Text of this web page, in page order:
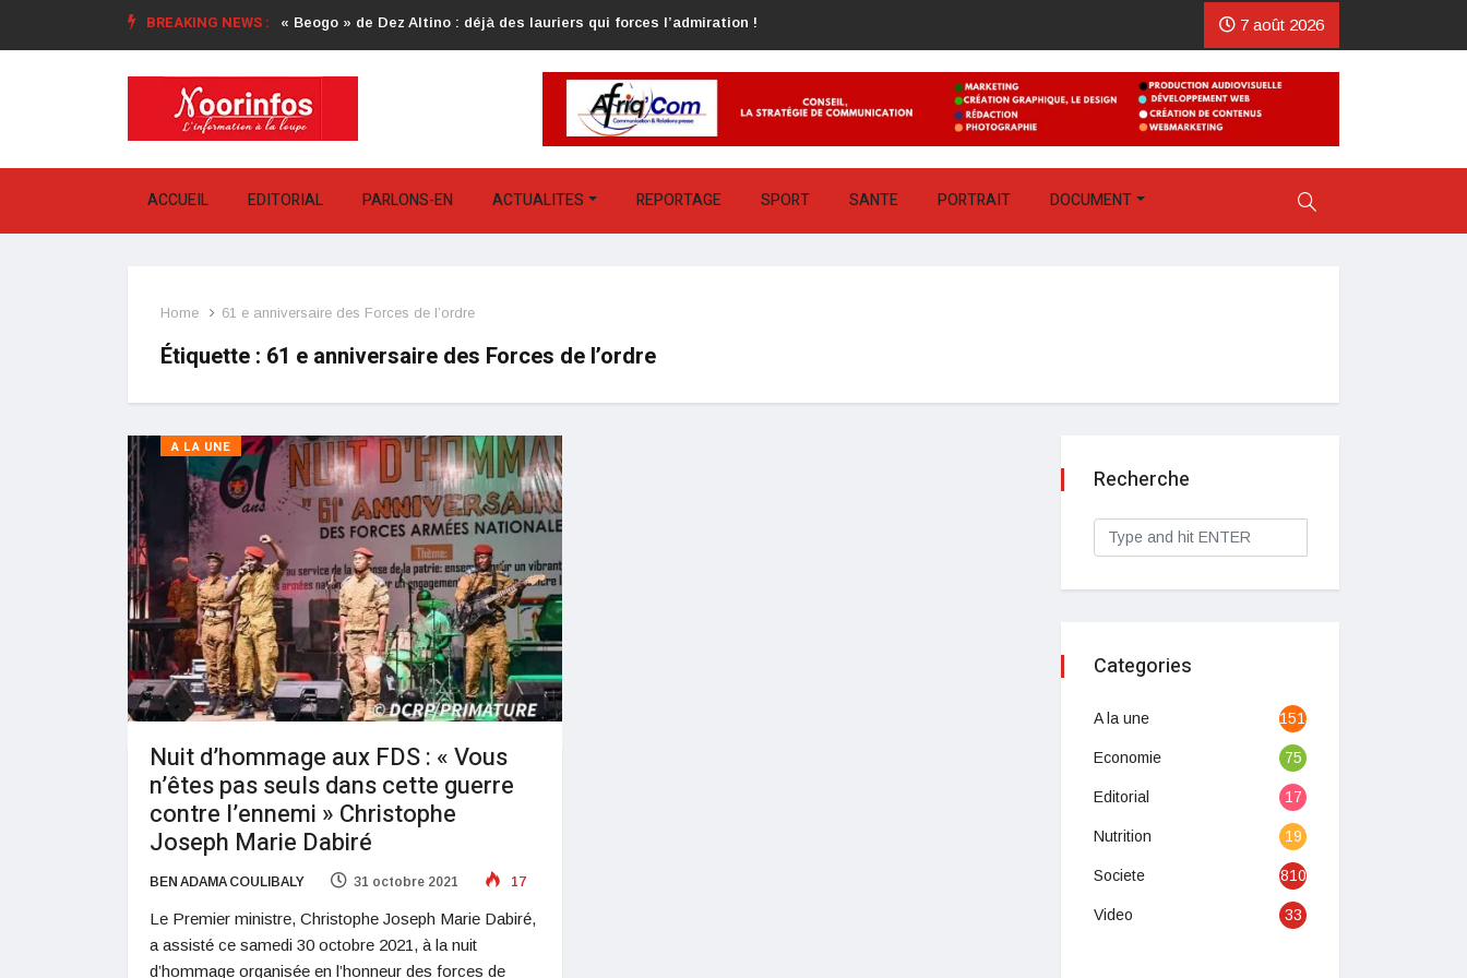
BREAKING NEWS : « Beogo » de Dez Altino : déjà des lauriers qui forces l’admiration ! 7 août 2026
ACCUEIL EDITORIAL PARLONS-EN ACTUALITES REPORTAGE SPORT SANTE PORTRAIT DOCUMENT
Home 61 e anniversaire des Forces de l’ordre
Étiquette : 61 e anniversaire des Forces de l’ordre
A LA UNE
Nuit d’hommage aux FDS : « Vous
n’êtes pas seuls dans cette guerre
contre l’ennemi » Christophe
Joseph Marie Dabiré
BEN ADAMA COULIBALY 31 octobre 2021 17
Le Premier ministre, Christophe Joseph Marie Dabiré,
a assisté ce samedi 30 octobre 2021, à la nuit
d’hommage organisée en l’honneur des forces de
Recherche
Categories
A la une 1513
Economie 75
Editorial 17
Nutrition 19
Societe 810
Video 33